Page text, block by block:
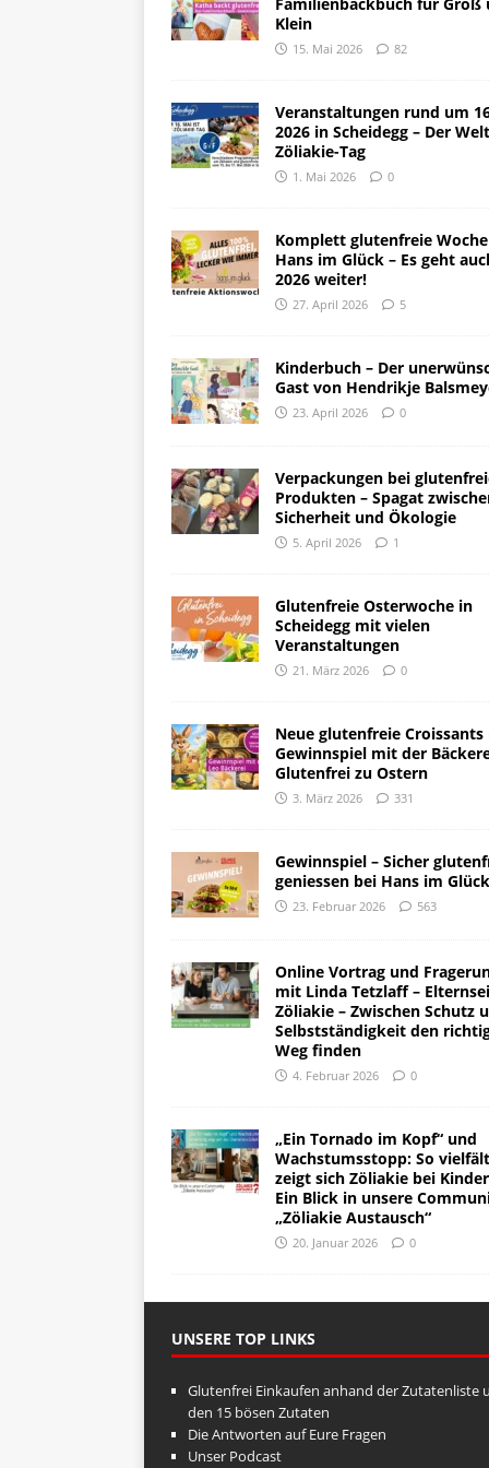
Klein
15. Mai 2026 82
Veranstaltungen rund um
2026 in Scheidegg – Der
Zöliakie-Tag
1. Mai 2026 0
Komplett glutenfreie
Hans im Glück – Es geht
2026 weiter!
27. April 2026 5
Kinderbuch – Der
Gast von Hendrikje
23. April 2026 0
Verpackungen bei
Produkten – Spagat
Sicherheit und Ökologie
5. April 2026 1
Glutenfreie Osterwoche in
Scheidegg mit vielen
Veranstaltungen
21. März 2026 0
Neue glutenfreie Croissants
Gewinnspiel mit der
Glutenfrei zu Ostern
3. März 2026 331
Gewinnspiel – Sicher
geniessen bei Hans im Glück
23. Februar 2026 563
Online Vortrag und
mit Linda Tetzlaff –
Zöliakie – Zwischen Schutz
Selbstständigkeit den
Weg finden
4. Februar 2026 0
„Ein Tornado im Kopf“ und
Wachstumsstopp: So
zeigt sich Zöliakie bei
Ein Blick in unsere
„Zöliakie Austausch“
20. Januar 2026 0
UNSERE TOP LINKS
Glutenfrei Einkaufen anhand der Zutatenliste
den 15 bösen Zutaten
Die Antworten auf Eure Fragen
Unser Podcast